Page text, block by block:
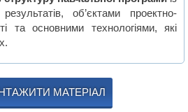
об’єктами проектно-
та основними технологіями, які
МАТЕРІАЛ